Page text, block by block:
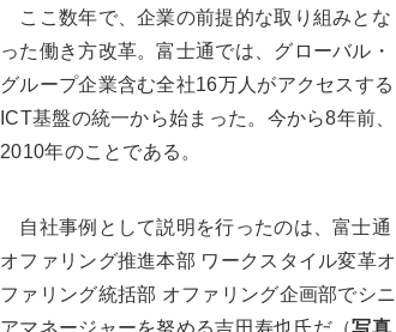
ここ数年で、企業の前提的な取り組みとな
った働き方改革。富士通では、グローバル・
グループ企業含む全社16万人がアクセスする
ICT基盤の統一から始まった。今から8年前、
2010年のことである。
自社事例として説明を行ったのは、富士通
オファリング推進本部 ワークスタイル変革オ
ファリング統括部 オファリング企画部でシニ